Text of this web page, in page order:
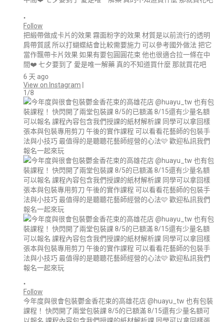
•
Follow
把緞帶做成卡片的效果 霧面粉字的效果 材質是以前流行的透明
肩帶質感 所以打蝴蝶結會比較需要施力 可以參考國外做法 把它
當作飄帶卡片效果 如果有要包圓圓花束 他也很適合拉一條在中
間❤️ 七夕要到了 愛是唯一解藥 真的不知道買什麼 那就買花吧
6 天 ago
View on Instagram
1/8
•
Follow
今年度與很會包裝鬱金香花束的高雄花店 @huayu_tw 也有包裝
課程！ 快閃開了兩堂包裝課 8/5的已額滿 8/15還有少量名額可